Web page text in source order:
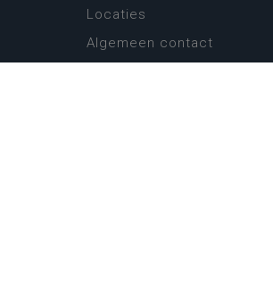
Locaties
Algemeen contact